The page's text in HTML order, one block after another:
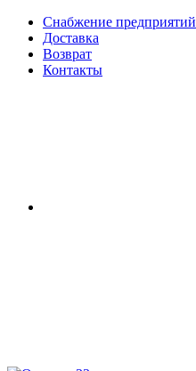
Снабжение предприятий
Доставка
Возврат
Контакты